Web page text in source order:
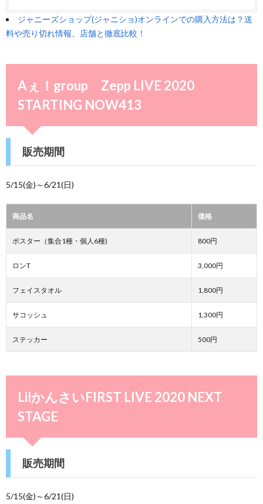
ジャニーズショップ(ジャニショ)オンラインでの購入方法は？送
料や売り切れ情報、店舗と徹底比較！
Aぇ！group Zepp LIVE 2020
STARTING NOW413
販売期間
5/15(金)～6/21(日)
商品名 価格
ポスター（集合1種・個人6種) 800円
ロンT 3,000円
フェイスタオル 1,800円
サコッシュ 1,300円
ステッカー 500円
LilかんさいFIRST LIVE 2020 NEXT
STAGE
販売期間
5/15(金)～6/21(日)